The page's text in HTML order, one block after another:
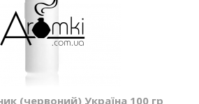
(червоний) Україна 100 гр